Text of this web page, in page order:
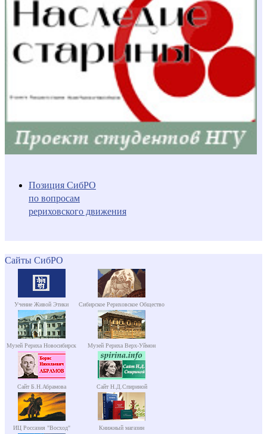
Позиция СибРО
по вопросам
рериховского движения
Сайты СибРО
Учение Живой Этики Сибирское Рериховское Общество
Музей Рериха Новосибирск Музей Рериха Верх-Уймон
Сайт Б.Н.Абрамова Сайт Н.Д.Спириной
ИЦ Россазия "Восход" Книжный магазин